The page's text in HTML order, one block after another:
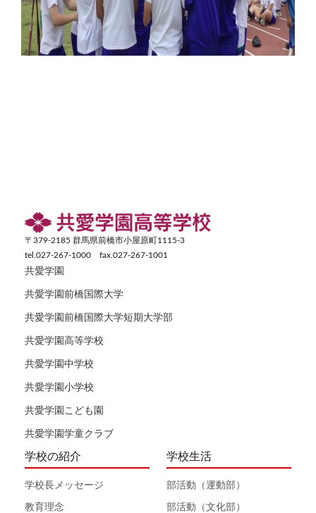
〒379-2185 群馬県前橋市小屋原町1115-3
tel.027-267-1000 fax.027-267-1001
共愛学園
共愛学園前橋国際大学
共愛学園前橋国際大学短期大学部
共愛学園高等学校
共愛学園中学校
共愛学園小学校
共愛学園こども園
共愛学園学童クラブ
学校の紹介
学校長メッセージ
教育理念
学校生活
部活動（運動部）
部活動（文化部）